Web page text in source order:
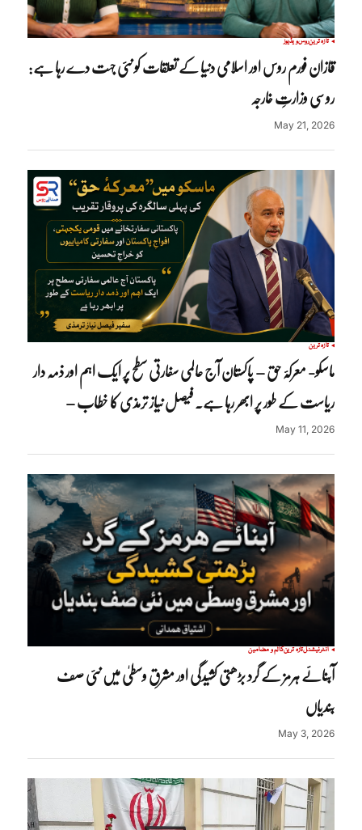
تازہ ترینروسویڈیوز
قازان فورم روس اور اسلامی دنیا کے تعلقات کو نئی جہت دے رہا ہے:
روسی وزارتِ خارجہ
May 21, 2026
تازہ ترین
ماسکو- معرکۂ حق – پاکستان آج عالمی سفارتی سطح پر ایک اہم اور ذمہ دار
ریاست کے طور پر ابھر رہا ہے. فیصل نیاز ترمذی کا خطاب –
May 11, 2026
انٹرنیشنلتازہ ترینکالم و مضامین
آبنائے ہرمز کے گرد بڑھتی کشیدگی اور مشرقِ وسطیٰ میں نئی صف
بندیاں
May 3, 2026